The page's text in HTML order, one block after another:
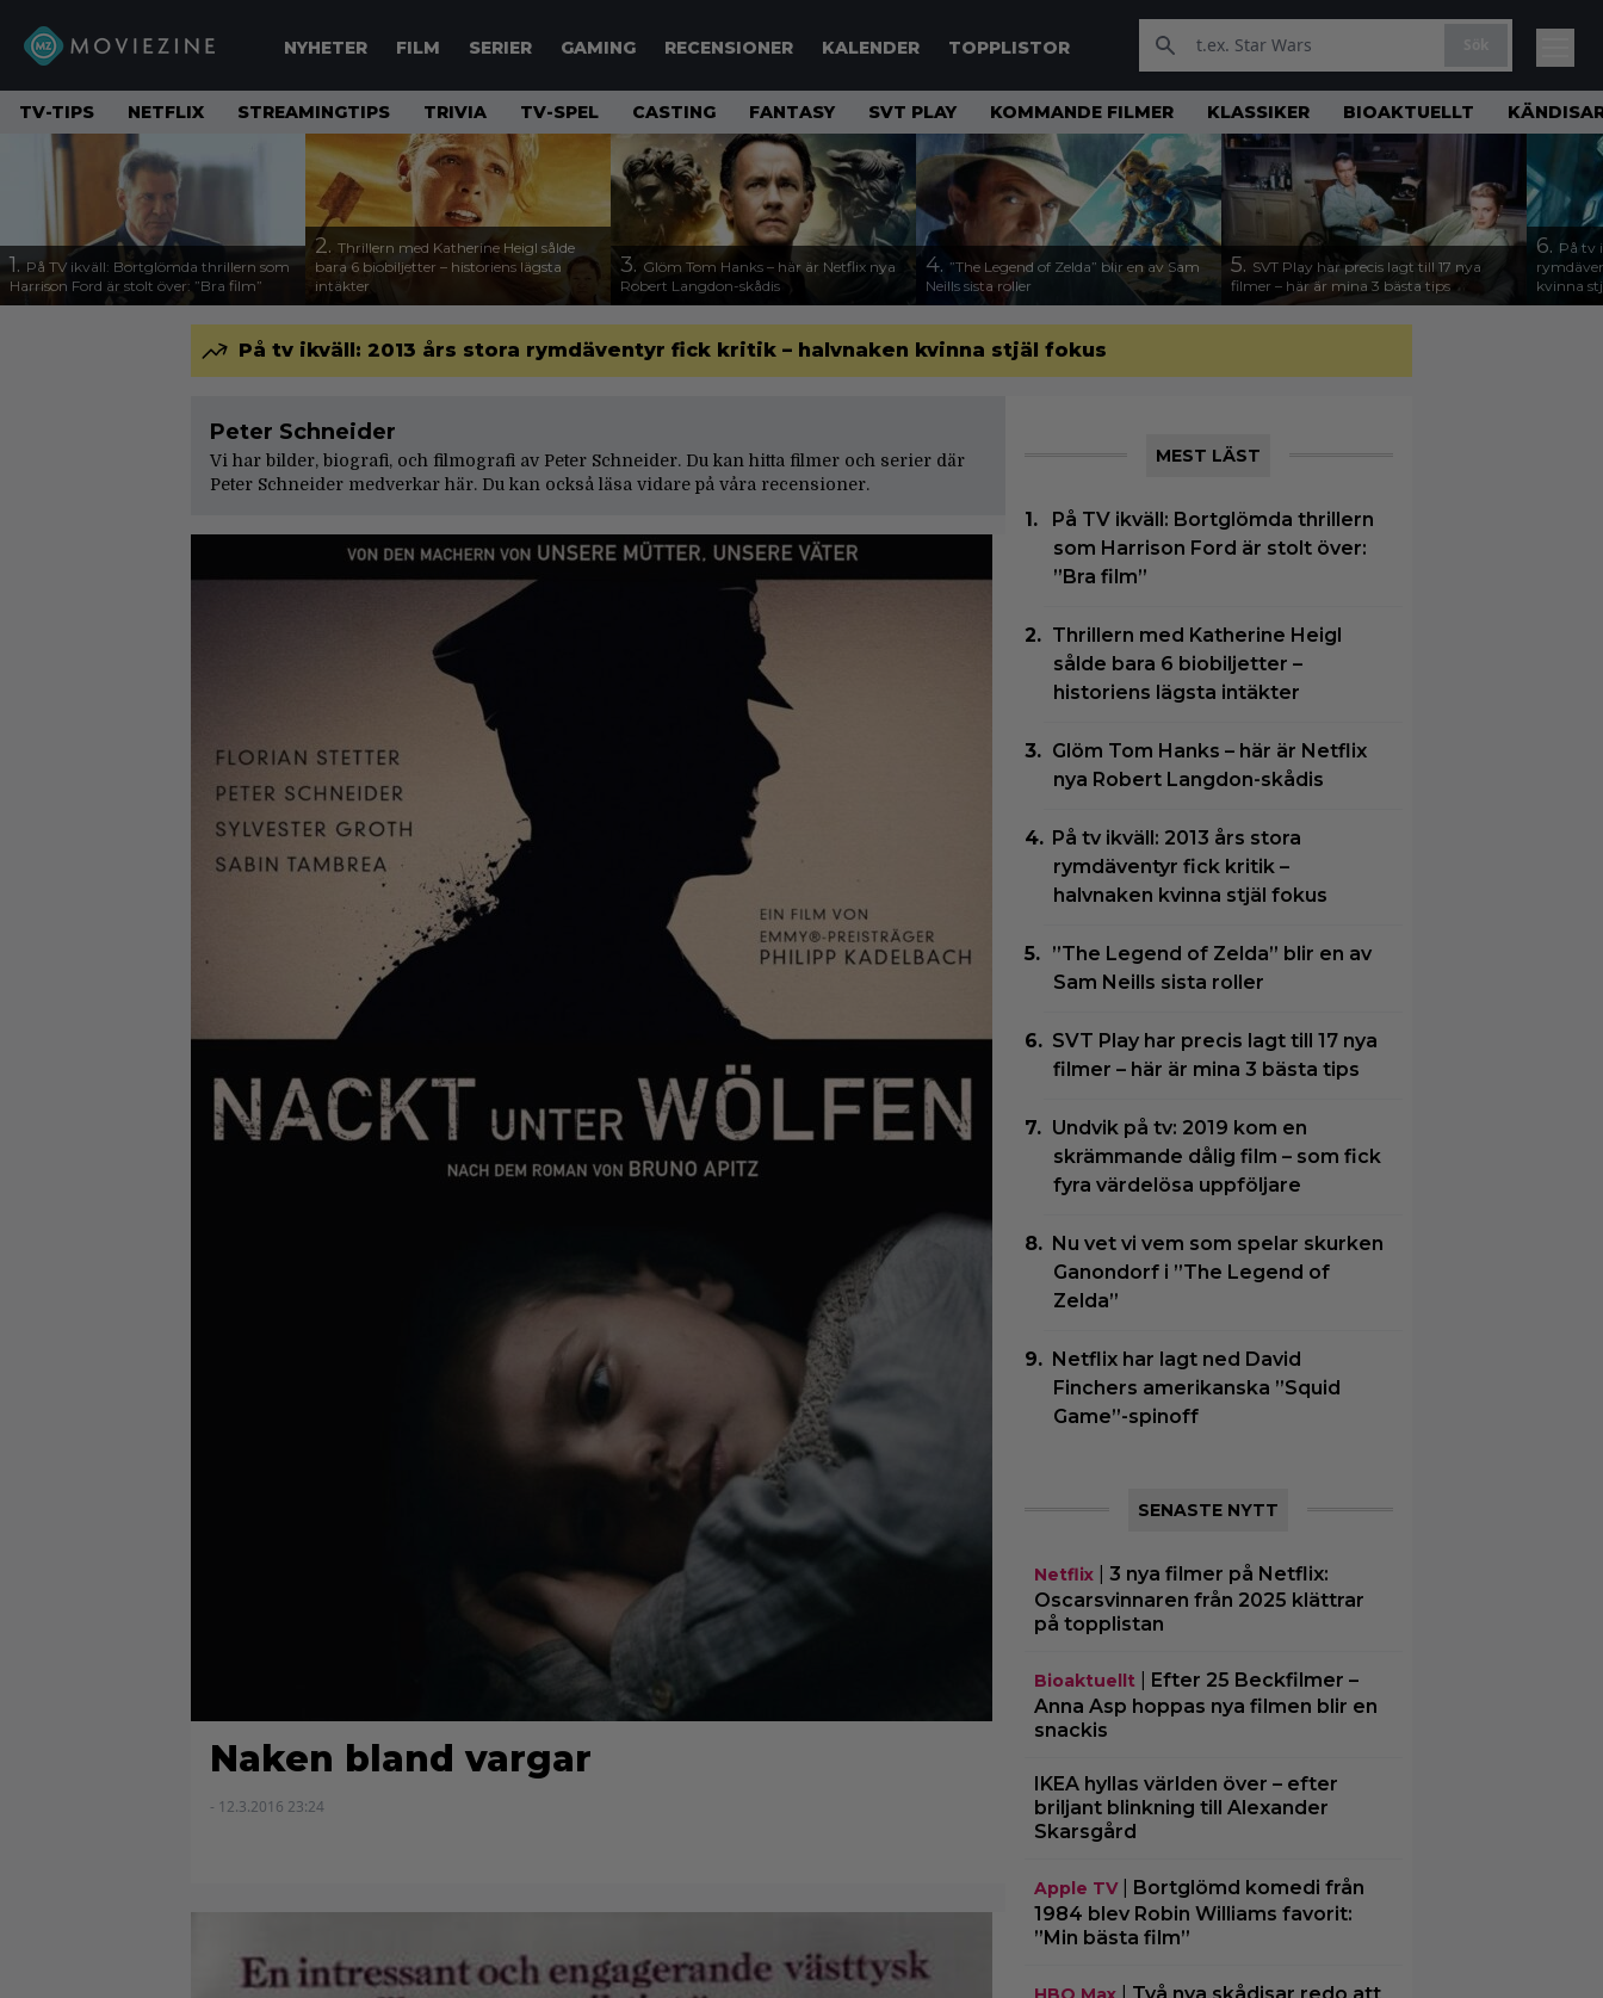
NYHETER FILM SERIER GAMING RECENSIONER KALENDER TOPPLISTOR
TV-TIPS NETFLIX STREAMINGTIPS TRIVIA TV-SPEL CASTING FANTASY SVT PLAY KOMMANDE FILMER KLASSIKER BIOAKTUELLT
1. På TV ikväll: Bortglömda thrillern som
Harrison Ford är stolt över: ”Bra film”
2. Thrillern med Katherine Heigl sålde
bara 6 biobiljetter – historiens lägsta
intäkter
3. Glöm Tom Hanks – här är Netflix nya
Robert Langdon-skådis
4. ”The Legend of Zelda” blir en av Sam
Neills sista roller
5. SVT Play har precis lagt till 17 nya
filmer – här är mina 3 bästa tips
6. På tv
kvinna
På tv ikväll: 2013 års stora rymdäventyr fick kritik – halvnaken kvinna stjäl fokus
Peter Schneider
Vi har bilder, biografi, och filmografi av Peter Schneider. Du kan hitta filmer och serier där
Peter Schneider medverkar här. Du kan också läsa vidare på våra recensioner.
Naken bland vargar
- 12.3.2016 23:24
MEST LÄST
På TV ikväll: Bortglömda thrillern
som Harrison Ford är stolt över:
”Bra film”
Thrillern med Katherine Heigl
sålde bara 6 biobiljetter –
historiens lägsta intäkter
Glöm Tom Hanks – här är Netflix
nya Robert Langdon-skådis
På tv ikväll: 2013 års stora
rymdäventyr fick kritik –
halvnaken kvinna stjäl fokus
”The Legend of Zelda” blir en av
Sam Neills sista roller
SVT Play har precis lagt till 17 nya
filmer – här är mina 3 bästa tips
Undvik på tv: 2019 kom en
skrämmande dålig film – som fick
fyra värdelösa uppföljare
Nu vet vi vem som spelar skurken
Ganondorf i ”The Legend of
Zelda”
Netflix har lagt ned David
Finchers amerikanska ”Squid
Game”-spinoff
SENASTE NYTT
Netflix| 3 nya filmer på Netflix:
Oscarsvinnaren från 2025 klättrar
på topplistan
Bioaktuellt| Efter 25 Beckfilmer –
Anna Asp hoppas nya filmen blir en
snackis
IKEA hyllas världen över – efter
briljant blinkning till Alexander
Skarsgård
Apple TV| Bortglömd komedi från
1984 blev Robin Williams favorit:
”Min bästa film”